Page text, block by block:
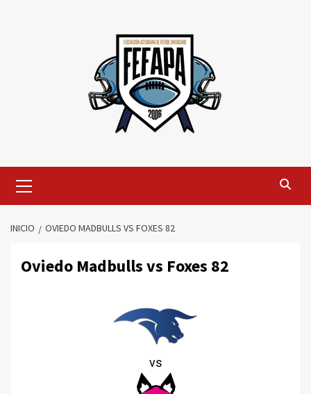
primario
INICIO OVIEDO MADBULLS VS FOXES 82
Oviedo Madbulls vs Foxes 82
vs